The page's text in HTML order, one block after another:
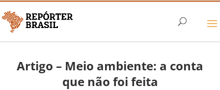
Artigo – Meio ambiente: a conta
que não foi feita